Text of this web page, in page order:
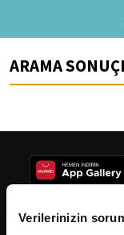
Verilerinizin
ARAMA